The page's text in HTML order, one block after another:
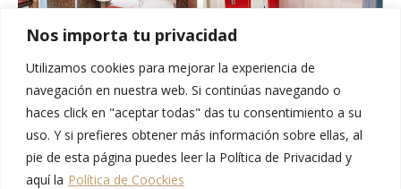
Nos importa tu privacidad
Utilizamos cookies para mejorar la experiencia de
navegación en nuestra web. Si continúas navegando o
haces click en "aceptar todas" das tu consentimiento a su
uso. Y si prefieres obtener más información sobre ellas, al
pie de esta página puedes leer la Política de Privacidad y
aquí la Política de Coockies
Moneda, presupuesto y cómo
pagar
La moneda de rusia es el rublo ruso (RUB) . Y, actualmente,
1€ equivale a unos 80RUB. Pero lo mejor es comprobarlo